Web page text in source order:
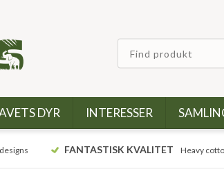
DYR INTERESSER
FANTASTISK KVALITET Heavy